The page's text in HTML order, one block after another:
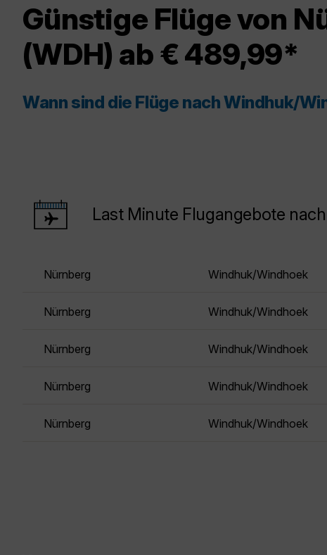
Günstige Flüge von
(WDH) ab € 489,99*
Wann sind die Flüge nach Windhuk/
Last Minute Flugangebote
Nürnberg Windhuk/Windhoek
Nürnberg Windhuk/Windhoek
Nürnberg Windhuk/Windhoek
Nürnberg Windhuk/Windhoek
Nürnberg Windhuk/Windhoek